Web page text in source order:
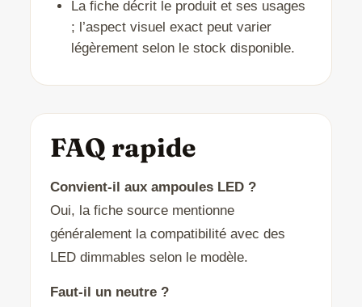
La fiche décrit le produit et ses usages
; l’aspect visuel exact peut varier
légèrement selon le stock disponible.
FAQ rapide
Convient-il aux ampoules LED ?
Oui, la fiche source mentionne
généralement la compatibilité avec des
LED dimmables selon le modèle.
Faut-il un neutre ?